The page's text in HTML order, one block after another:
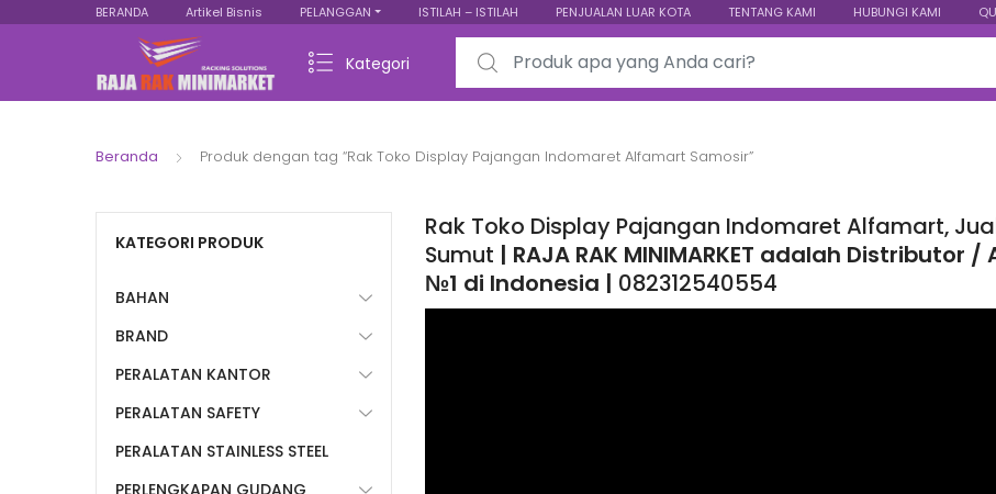
BERANDA Artikel Bisnis PELANGGAN ISTILAH – ISTILAH PENJUALAN LUAR KOTA TENTANG KAMI HUBUNGI KAMI
Kategori
Search for:
Beranda Produk dengan tag “Rak Toko Display Pajangan Indomaret Alfamart Samosir”
Rak Toko Display Pajangan Indomaret Alfamart,
Sumut | RAJA RAK MINIMARKET adalah Distributor
№1 di Indonesia | 082312540554
KATEGORI PRODUK
BAHAN
BRAND
PERALATAN KANTOR
PERALATAN SAFETY
PERALATAN STAINLESS STEEL
PERLENGKAPAN GUDANG